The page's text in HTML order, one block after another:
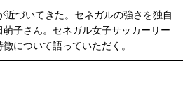
づいてきた。セネガルの強さを独自
子さん。セネガル女子サッカーリー
について語っていただく。